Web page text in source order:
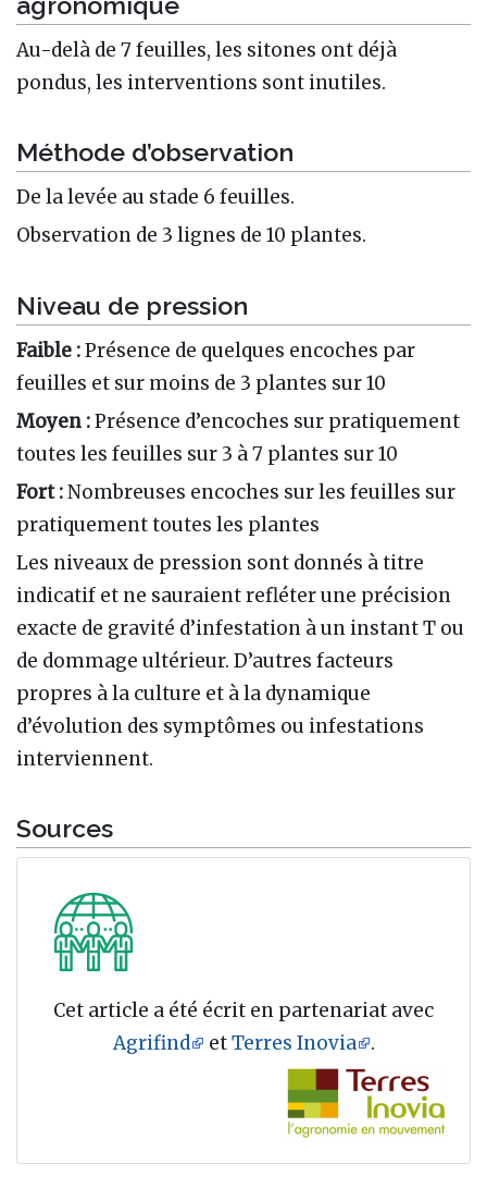
Au-delà de 7 feuilles, les sitones ont déjà
pondus, les interventions sont inutiles.
Méthode d’observation
De la levée au stade 6 feuilles.
Observation de 3 lignes de 10 plantes.
Niveau de pression
Faible :Présence de quelques encoches par
feuilles et sur moins de 3 plantes sur 10
Moyen :Présence d’encoches sur pratiquement
toutes les feuilles sur 3 à 7 plantes sur 10
Fort :Nombreuses encoches sur les feuilles sur
pratiquement toutes les plantes
Les niveaux de pression sont donnés à titre
indicatif et ne sauraient refléter une précision
exacte de gravité d’infestation à un instant T ou
de dommage ultérieur. D’autres facteurs
propres à la culture et à la dynamique
d’évolution des symptômes ou infestations
interviennent.
Sources
Cet article a été écrit en partenariat avec
Agrifind
etTerres Inovia .